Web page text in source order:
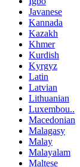
Javanese
Kannada
Kazakh
Khmer
Kurdish
Kyrgyz
Latin
Latvian
Lithuanian
Luxembou..
Macedonian
Malagasy
Malay
Malayalam
Maltese